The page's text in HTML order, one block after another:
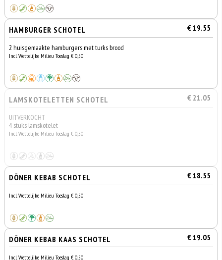
HAMBURGER SCHOTEL € 19.55
2 huisgemaakte hamburgers met turks brood
Incl. Wettelijke Milieu Toeslag € 0,50
LAMSKOTELETTEN SCHOTEL € 21.05
UITVERKOCHT
4 stuks lamskotelet
Incl. Wettelijke Milieu Toeslag € 0,50
DÖNER KEBAB SCHOTEL € 18.55
Incl. Wettelijke Milieu Toeslag € 0,50
DÖNER KEBAB KAAS SCHOTEL € 19.05
Incl. Wettelijke Milieu Toeslag € 0,50